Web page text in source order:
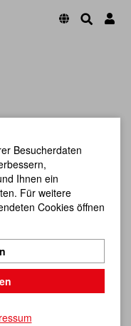
Besucherdaten
Ihnen ein
Für weitere
Cookies öffnen